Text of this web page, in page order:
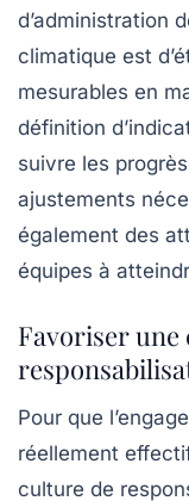
d’administration
climatique est
mesurables en
définition
suivre les
ajustements
également des
équipes à
Favoriser
Pour que
réellement
culture de